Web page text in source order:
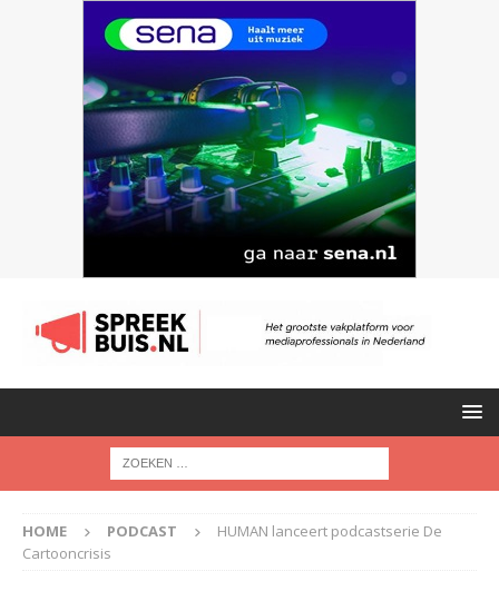
HOME PODCAST
HUMAN lanceert podcastserie De
Cartooncrisis